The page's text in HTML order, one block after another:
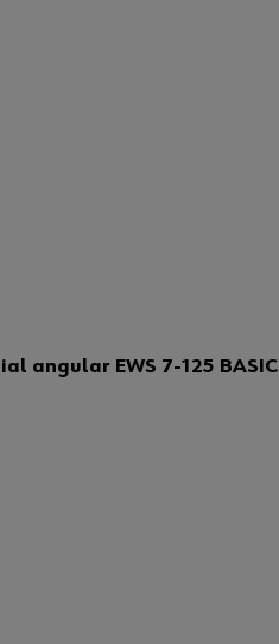
angular EWS 7-125 BASIC